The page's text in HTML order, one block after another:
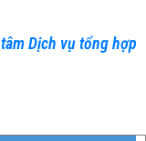
Dịch vụ tổng hợp